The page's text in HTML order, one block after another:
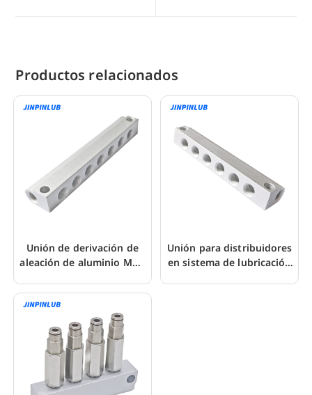
Productos relacionados
Unión de derivación de
aleación de aluminio MUJ-
dosificadora de grasa
Unión para distribuidores
en sistema de lubricación